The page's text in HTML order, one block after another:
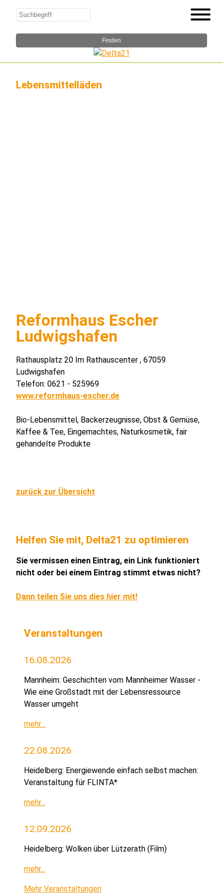
Lebensmittelläden
Reformhaus Escher
Ludwigshafen
Rathausplatz 20 Im Rathauscenter , 67059
Ludwigshafen
Telefon: 0621 - 525969
www.reformhaus-escher.de
Bio-Lebensmittel, Backerzeugnisse, Obst & Gemüse,
Kaffee & Tee, Eingemachtes, Naturkosmetik, fair
gehandelte Produkte
zurück zur Übersicht
Helfen Sie mit, Delta21 zu optimieren
Sie vermissen einen Eintrag, ein Link funktioniert
nicht oder bei einem Eintrag stimmt etwas nicht?
Dann teilen Sie uns dies hier mit!
Veranstaltungen
16.08.2026
Mannheim: Geschichten vom Mannheimer Wasser -
Wie eine Großstadt mit der Lebensressource
Wasser umgeht
mehr...
22.08.2026
Heidelberg: Energiewende einfach selbst machen:
Veranstaltung für FLINTA*
mehr...
12.09.2026
Heidelberg: Wolken über Lützerath (Film)
mehr...
Mehr Veranstaltungen